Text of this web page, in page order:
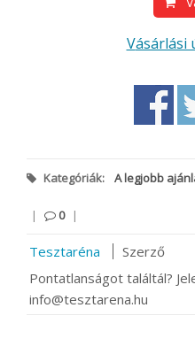
Kategóriák: A legjobb
| 0 |
Tesztaréna
Szerző
Pontatlanságot találtál?
info@tesztarena.hu